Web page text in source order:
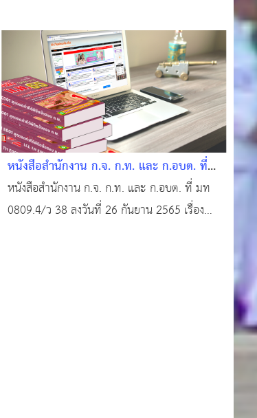
หนังสือสำนักงาน ก.จ. ก.ท. และ ก.อบต. ที่
มท 0809.4/ว 38 ลงวันที่ 26 กันยายน 2565
หนังสือสำนักงาน ก.จ. ก.ท. และ ก.อบต. ที่ มท
0809.4/ว 38 ลงวันที่ 26 กันยาน 2565 เรื่อง